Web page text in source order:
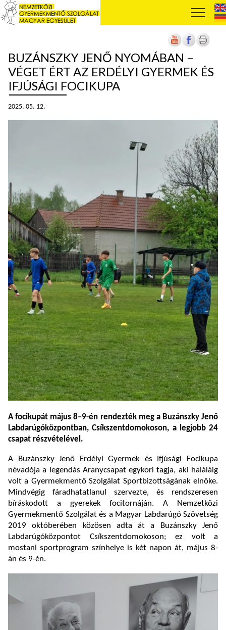
BUZÁNSZKY JENŐ NYOMÁBAN –
VÉGET ÉRT AZ ERDÉLYI GYERMEK ÉS
IFJÚSÁGI FOCIKUPA
2025. 05. 12.
A focikupát május8–9-én rendezték meg a Buzánszky Jenő
Labdarúgóközpontban,Csíkszentdomokoson, alegjobb 24
csapat részvételével.
A Buzánszky Jenő Erdélyi Gyermek és Ifjúsági Focikupa
névadója a legendás Aranycsapat egykori tagja, aki haláláig
volt a Gyermekmentő Szolgálat Sportbizottságának elnöke.
Mindvégig fáradhatatlanul szervezte, és rendszeresen
bíráskodott a gyerekek focitornáján. A Nemzetközi
Gyermekmentő Szolgálat és a Magyar Labdarúgó Szövetség
2019 októberében közösen adta át a Buzánszky Jenő
Labdarúgóközpontot Csíkszentdomokoson; ez volt a
mostani sportprogram színhelye is két napon át, május 8-
án és 9-én.